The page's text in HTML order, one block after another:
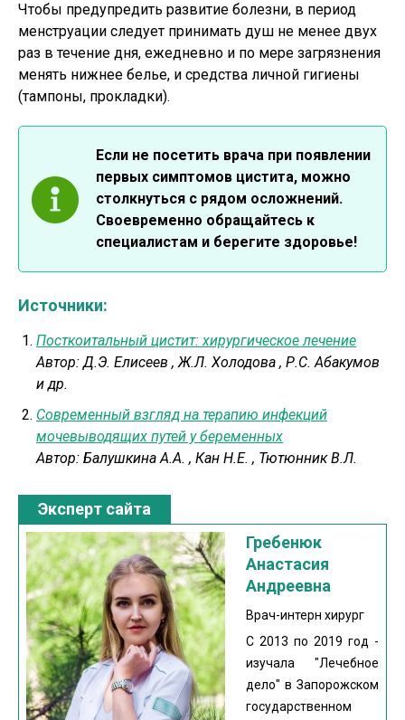
Чтобы предупредить развитие болезни, в период
менструации следует принимать душ не менее двух
раз в течение дня, ежедневно и по мере загрязнения
менять нижнее белье, и средства личной гигиены
(тампоны, прокладки).
Если не посетить врача при появлении
первых симптомов цистита, можно
столкнуться с рядом осложнений.
Своевременно обращайтесь к
специалистам и берегите здоровье!
Источники:
Посткоитальный цистит: хирургическое лечение
Автор:Д.Э. Елисеев ,Ж.Л. Холодова , Р.С. Абакумов
и др.
Современный взгляд на терапию инфекций
мочевыводящих путей у беременных
Автор: Балушкина А.А. , Кан Н.Е. , Тютюнник В.Л.
Эксперт сайта
Гребенюк
Анастасия
Андреевна
Врач-интерн хирург
С 2013 по 2019 год -
изучала "Лечебное
дело" в Запорожском
государственном